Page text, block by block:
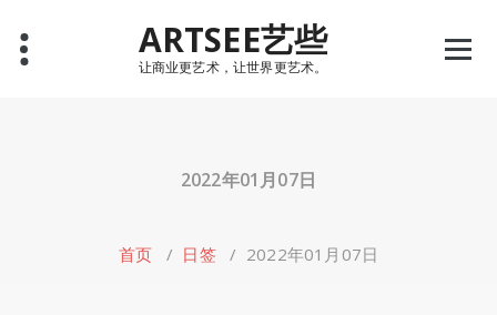
content
ARTSEE艺些
让商业更艺术，让世界更艺术。
2022年01月07日
首页 / 日签/ 2022年01月07日